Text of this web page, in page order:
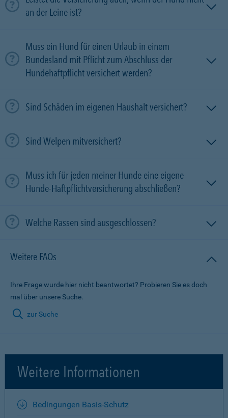
an der Leine ist?
Muss ein Hund für einen Urlaub in einem
Bundesland mit Pflicht zum Abschluss der
Hundehaftpflicht versichert werden?
Sind Schäden im eigenen Haushalt versichert?
Sind Welpen mitversichert?
Muss ich für jeden meiner Hunde eine eigene
Hunde-Haftpflichtversicherung abschließen?
Welche Rassen sind ausgeschlossen?
Weitere FAQs
Ihre Frage wurde hier nicht beantwortet? Probieren Sie es doch
mal über unsere Suche.
zur Suche
Weitere Informationen
Bedingungen Basis-Schutz